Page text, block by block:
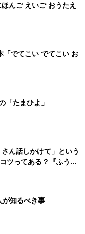
んご えいご おうたえ
「でてこい でてこい お
「たまひよ」
ん話しかけて」という
ツってある？『ふうふ
が知るべき事